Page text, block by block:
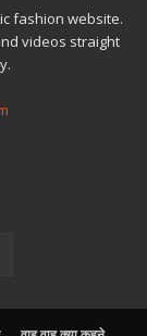
fashion website.
videos straight